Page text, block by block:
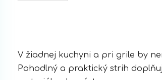
V žiadnej kuchyni a pri grile by
Pohodlný a praktický strih